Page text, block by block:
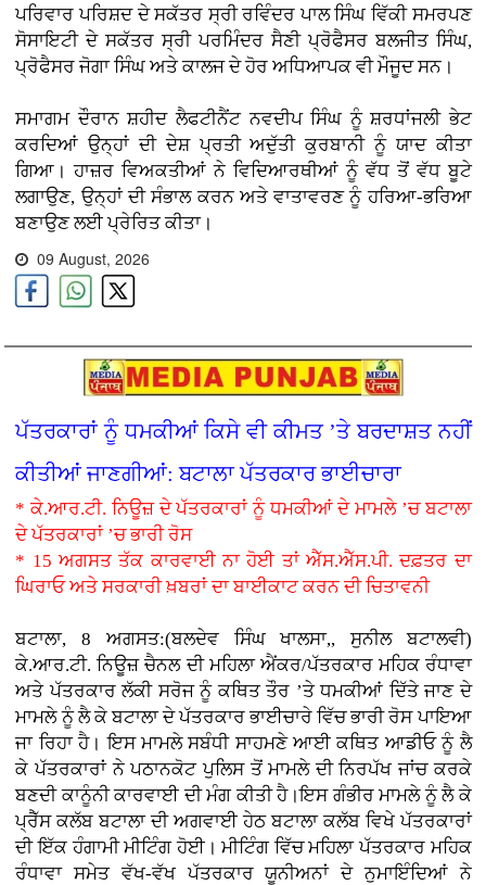
ਪਰਿਵਾਰ ਪਰਿਸ਼ਦ ਦੇ ਸਕੱਤਰ ਸ੍ਰੀ ਰਵਿੰਦਰ ਪਾਲ ਸਿੰਘ ਵਿੱਕੀ ਸਮਰਪਣ
ਸੋਸਾਇਟੀ ਦੇ ਸਕੱਤਰ ਸ੍ਰੀ ਪਰਮਿੰਦਰ ਸੈਣੀ ਪ੍ਰੋਫੈਸਰ ਬਲਜੀਤ ਸਿੰਘ,
ਪ੍ਰੋਫੈਸਰ ਜੋਗਾ ਸਿੰਘ ਅਤੇ ਕਾਲਜ ਦੇ ਹੋਰ ਅਧਿਆਪਕ ਵੀ ਮੌਜੂਦ ਸਨ।
ਸਮਾਗਮ ਦੌਰਾਨ ਸ਼ਹੀਦ ਲੈਫਟੀਨੈਂਟ ਨਵਦੀਪ ਸਿੰਘ ਨੂੰ ਸ਼ਰਧਾਂਜਲੀ ਭੇਟ
ਕਰਦਿਆਂ ਉਨ੍ਹਾਂ ਦੀ ਦੇਸ਼ ਪ੍ਰਤੀ ਅਦੁੱਤੀ ਕੁਰਬਾਨੀ ਨੂੰ ਯਾਦ ਕੀਤਾ
ਗਿਆ। ਹਾਜ਼ਰ ਵਿਅਕਤੀਆਂ ਨੇ ਵਿਦਿਆਰਥੀਆਂ ਨੂੰ ਵੱਧ ਤੋਂ ਵੱਧ ਬੂਟੇ
ਲਗਾਉਣ, ਉਨ੍ਹਾਂ ਦੀ ਸੰਭਾਲ ਕਰਨ ਅਤੇ ਵਾਤਾਵਰਣ ਨੂੰ ਹਰਿਆ-ਭਰਿਆ
ਬਣਾਉਣ ਲਈ ਪ੍ਰੇਰਿਤ ਕੀਤਾ।
09 August, 2026
ਪੱਤਰਕਾਰਾਂ ਨੂੰ ਧਮਕੀਆਂ ਕਿਸੇ ਵੀ ਕੀਮਤ ’ਤੇ ਬਰਦਾਸ਼ਤ ਨਹੀਂ
ਕੀਤੀਆਂ ਜਾਣਗੀਆਂ: ਬਟਾਲਾ ਪੱਤਰਕਾਰ ਭਾਈਚਾਰਾ
* ਕੇ.ਆਰ.ਟੀ. ਨਿਊਜ਼ ਦੇ ਪੱਤਰਕਾਰਾਂ ਨੂੰ ਧਮਕੀਆਂ ਦੇ ਮਾਮਲੇ ’ਚ ਬਟਾਲਾ
ਦੇ ਪੱਤਰਕਾਰਾਂ ’ਚ ਭਾਰੀ ਰੋਸ
* 15 ਅਗਸਤ ਤੱਕ ਕਾਰਵਾਈ ਨਾ ਹੋਈ ਤਾਂ ਐੱਸ.ਐੱਸ.ਪੀ. ਦਫ਼ਤਰ ਦਾ
ਘਿਰਾਓ ਅਤੇ ਸਰਕਾਰੀ ਖ਼ਬਰਾਂ ਦਾ ਬਾਈਕਾਟ ਕਰਨ ਦੀ ਚਿਤਾਵਨੀ
ਬਟਾਲਾ, 8 ਅਗਸਤ:(ਬਲਦੇਵ ਸਿੰਘ ਖਾਲਸਾ,, ਸੁਨੀਲ ਬਟਾਲਵੀ)
ਕੇ.ਆਰ.ਟੀ. ਨਿਊਜ਼ ਚੈਨਲ ਦੀ ਮਹਿਲਾ ਐਂਕਰ/ਪੱਤਰਕਾਰ ਮਹਿਕ ਰੰਧਾਵਾ
ਅਤੇ ਪੱਤਰਕਾਰ ਲੱਕੀ ਸਰੋਜ ਨੂੰ ਕਥਿਤ ਤੌਰ ’ਤੇ ਧਮਕੀਆਂ ਦਿੱਤੇ ਜਾਣ ਦੇ
ਮਾਮਲੇ ਨੂੰ ਲੈ ਕੇ ਬਟਾਲਾ ਦੇ ਪੱਤਰਕਾਰ ਭਾਈਚਾਰੇ ਵਿੱਚ ਭਾਰੀ ਰੋਸ ਪਾਇਆ
ਜਾ ਰਿਹਾ ਹੈ। ਇਸ ਮਾਮਲੇ ਸਬੰਧੀ ਸਾਹਮਣੇ ਆਈ ਕਥਿਤ ਆਡੀਓ ਨੂੰ ਲੈ
ਕੇ ਪੱਤਰਕਾਰਾਂ ਨੇ ਪਠਾਨਕੋਟ ਪੁਲਿਸ ਤੋਂ ਮਾਮਲੇ ਦੀ ਨਿਰਪੱਖ ਜਾਂਚ ਕਰਕੇ
ਬਣਦੀ ਕਾਨੂੰਨੀ ਕਾਰਵਾਈ ਦੀ ਮੰਗ ਕੀਤੀ ਹੈ।ਇਸ ਗੰਭੀਰ ਮਾਮਲੇ ਨੂੰ ਲੈ ਕੇ
ਪ੍ਰੈੱਸ ਕਲੱਬ ਬਟਾਲਾ ਦੀ ਅਗਵਾਈ ਹੇਠ ਬਟਾਲਾ ਕਲੱਬ ਵਿਖੇ ਪੱਤਰਕਾਰਾਂ
ਦੀ ਇੱਕ ਹੰਗਾਮੀ ਮੀਟਿੰਗ ਹੋਈ। ਮੀਟਿੰਗ ਵਿੱਚ ਮਹਿਲਾ ਪੱਤਰਕਾਰ ਮਹਿਕ
ਰੰਧਾਵਾ ਸਮੇਤ ਵੱਖ-ਵੱਖ ਪੱਤਰਕਾਰ ਯੂਨੀਅਨਾਂ ਦੇ ਨੁਮਾਇੰਦਿਆਂ ਨੇ